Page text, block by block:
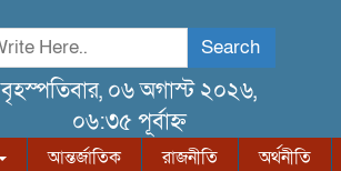
Search
বৃহস্পতিবার, ০৬ অগাস্ট ২০২৬,
০৬:৩৫ পূর্বাহ্ন
আন্তর্জাতিক রাজনীতি অর্থনীতি